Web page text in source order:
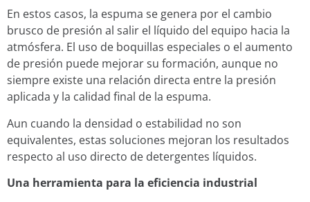
En estos casos, la espuma se genera por el cambio
brusco de presión al salir el líquido del equipo hacia la
atmósfera. El uso de boquillas especiales o el aumento
de presión puede mejorar su formación, aunque no
siempre existe una relación directa entre la presión
aplicada y la calidad final de la espuma.
Aun cuando la densidad o estabilidad no son
equivalentes, estas soluciones mejoran los resultados
respecto al uso directo de detergentes líquidos.
Una herramienta para la eficiencia industrial